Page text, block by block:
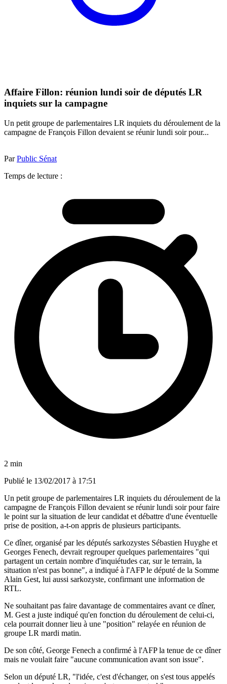
Affaire Fillon: réunion lundi soir de députés LR
inquiets sur la campagne
Un petit groupe de parlementaires LR inquiets du déroulement de la
campagne de François Fillon devaient se réunir lundi soir pour...
ParPublic Sénat
Temps de lecture :
2 min
Publié le 13/02/2017 à 17:51
Un petit groupe de parlementaires LR inquiets du déroulement de la
campagne de François Fillon devaient se réunir lundi soir pour faire
le point sur la situation de leur candidat et débattre d'une éventuelle
prise de position, a-t-on appris de plusieurs participants.
Ce dîner, organisé par les députés sarkozystes Sébastien Huyghe et
Georges Fenech, devrait regrouper quelques parlementaires "qui
partagent un certain nombre d'inquiétudes car, sur le terrain, la
situation n'est pas bonne", a indiqué à l'AFP le député de la Somme
Alain Gest, lui aussi sarkozyste, confirmant une information de
RTL.
Ne souhaitant pas faire davantage de commentaires avant ce dîner,
M. Gest a juste indiqué qu'en fonction du déroulement de celui-ci,
cela pourrait donner lieu à une "position" relayée en réunion de
groupe LR mardi matin.
De son côté, George Fenech a confirmé à l'AFP la tenue de ce dîner
mais ne voulait faire "aucune communication avant son issue".
Selon un député LR, "l'idée, c'est d'échanger, on s'est tous appelés